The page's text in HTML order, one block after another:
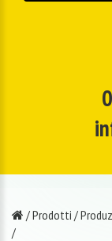
/Prodotti /
/